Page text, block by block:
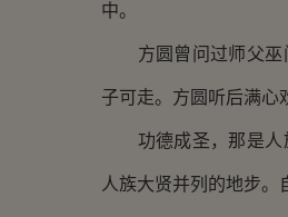
中。
方圆曾问过师父巫门
子可走。方圆听后满心
功德成圣，那是人族
人族大贤并列的地步。